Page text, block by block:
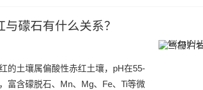
礞石有什么关系？
的土壤属偏酸性赤红土壤，pH在55-
富含礞脱石、Mn、Mg、Fe、Ti等微